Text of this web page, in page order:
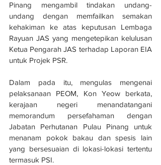
Pinang mengambil tindakan undang-
undang dengan memfailkan semakan
kehakiman ke atas keputusan Lembaga
Rayuan JAS yang mengetepikan kelulusan
Ketua Pengarah JAS terhadap Laporan EIA
untuk Projek PSR.
Dalam pada itu, mengulas mengenai
pelaksanaan PEOM, Kon Yeow berkata,
kerajaan negeri menandatangani
memorandum persefahaman dengan
Jabatan Perhutanan Pulau Pinang untuk
menanam pokok bakau dan spesis lain
yang bersesuaian di lokasi-lokasi tertentu
termasuk PSI.